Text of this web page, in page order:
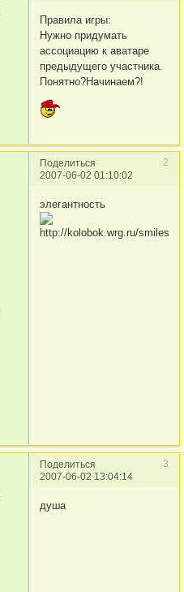
Правила игры:
Нужно придумать
ассоциацию к аватаре
предыдущего участника.
Понятно?Начинаем?!
Поделиться
2
2007-06-02 01:10:02
элегантность
Поделиться
3
2007-06-02 13:04:14
душа